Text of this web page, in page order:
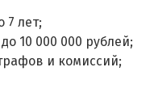
7 лет;
10 000 000 рублей;
и комиссий;